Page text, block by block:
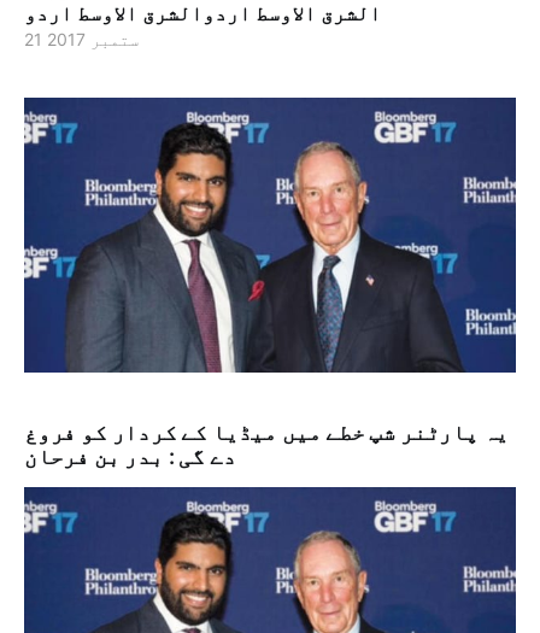
الشرق الاوسط اردوالشرق الاوسط اردو
21 ستمبر 2017
یہ پارٹنر شپ خطے میں میڈیا کے کردار کو فروغ
دے گی : بدر بن فرحان